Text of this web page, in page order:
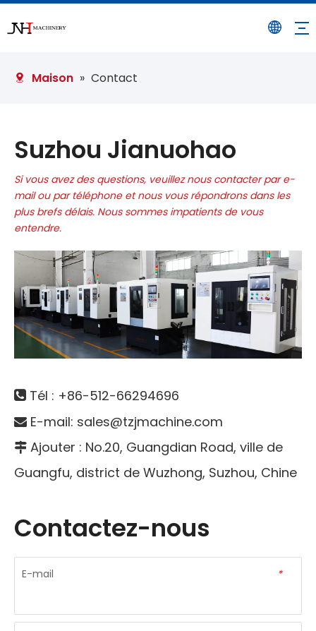
Maison » Contact
Suzhou Jianuohao
Si vous avez des questions, veuillez nous contacter par e-
mail ou par téléphone et nous vous répondrons dans les
plus brefs délais. Nous sommes impatients de vous
entendre.
 Tél : +86-512-66294696
 E-mail: sales@tzjmachine.com
 Ajouter : No.20, Guangdian Road, ville de
Guangfu, district de Wuzhong, Suzhou, Chine
Contactez-nous
*
E-mail